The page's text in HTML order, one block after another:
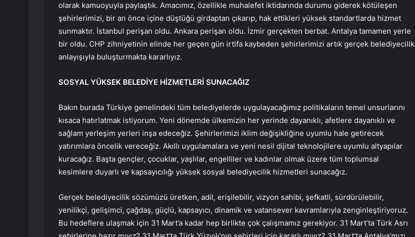
olarak kamuoyuyla paylaştık. Amacımız, özellikle muhalefet iktidarında durumu giderek kötüleşen
şehirlerimizi, bir an önce içine düştüğü girdaptan çıkarıp, hak ettikleri yüksek standartlarda hizmet
sunmaktır. İstanbul perişan oldu. Ankara perişan oldu. İzmir gerçekten berbat. Antalya tamamen yerle
bir oldu. CHP zihniyetinin elinde her geçen gün irtifa kaybeden şehirlerimizi artık gerçek belediyecilik
anlayışıyla buluşturmakta kararlıyız.
SOSYAL YÜKSEK BELEDİYE HİZMETLERİ SUNACAĞIZ
Bakın burada Türkiye genelindeki tüm belediyelerde uygulayacağımız politikaların temel unsurlarını
kısaca hatırlatmak istiyorum. Yeni dönemde ülkemizin her yerinde dayanıklı, afetlere dayanıklı ve
sağlam yerleşim yerleri inşa edeceğiz. Şehirlerimizi iklim değişikliğine uyumlu hale getirecek
yatırımlara öncelik vereceğiz. Akıllı uygulamalara ve yeni nesil dijital teknolojilere uyumlu altyapılar
kuracağız. Başta gençler, çocuklar, yaşlılar, engelliler ve kadınlar olmak üzere tüm toplumsal
kesimlere duyarlı ve kapsayıcılığı yüksek sosyal belediyecilik hizmetleri sunacağız.
Gerçek belediyecilik sözümüzü üretken, adil, erişilebilir, vizyon sahibi, şefkatli, sürdürülebilir,
yenilikçi, gelişimci, çağdaş, güçlü, kapsayıcı, dinamik ve vatansever kavramlarıyla zenginleştiriyoruz.
Bu hedeflere ulaşmak için 31 Mart’a kadar hep birlikte çok çalışmamız gerekiyor. 31 Mart’ta Türk Asrı